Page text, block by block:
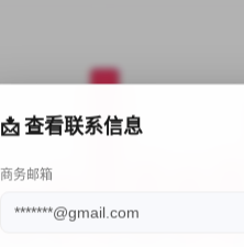
📩 查看联系信息
商务邮箱